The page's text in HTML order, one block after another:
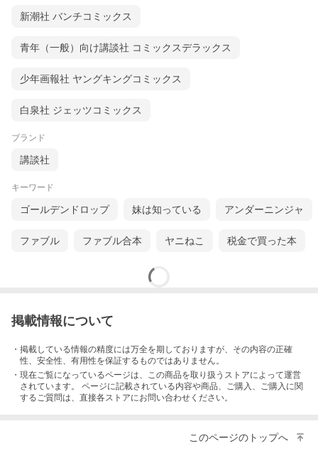
新潮社 バンチコミックス
青年（一般）向け講談社 コミックスデラックス
少年画報社 ヤングキングコミックス
白泉社 ジェッツコミックス
ブランド
講談社
キーワード
ゴールデンドロップ 妹は知っている アンダーニンジャ
ファブル ファブル合本 ヤニねこ 税金で買った本
掲載情報について
・掲載している情報の精度には万全を期しておりますが、その内容の正確
性、安全性、有用性を保証するものではありません。
・現在ご覧になっているページは、この商品を取り扱うストアによって運営
されています。 ページに記載されている内容や商品、ご購入 、ご購入に関
するご質問は、直接各ストアにお問い合わせください。
このページのトップへ